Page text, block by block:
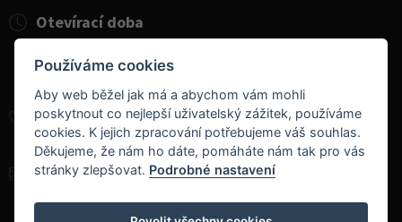
+420 284 826 787
+420 604 728 042
info@boatpark.cz
Otevírací doba
Úterý - Pátek
10:00 - 19:00
Sobota
9:00 - 14:00
Používáme cookies
Aby web běžel jak má a abychom vám mohli
poskytnout co nejlepší uživatelský zážitek, používáme
cookies. K jejich zpracování potřebujeme váš souhlas.
Děkujeme, že nám ho dáte, pomáháte nám tak pro vás
stránky zlepšovat. Podrobné nastavení